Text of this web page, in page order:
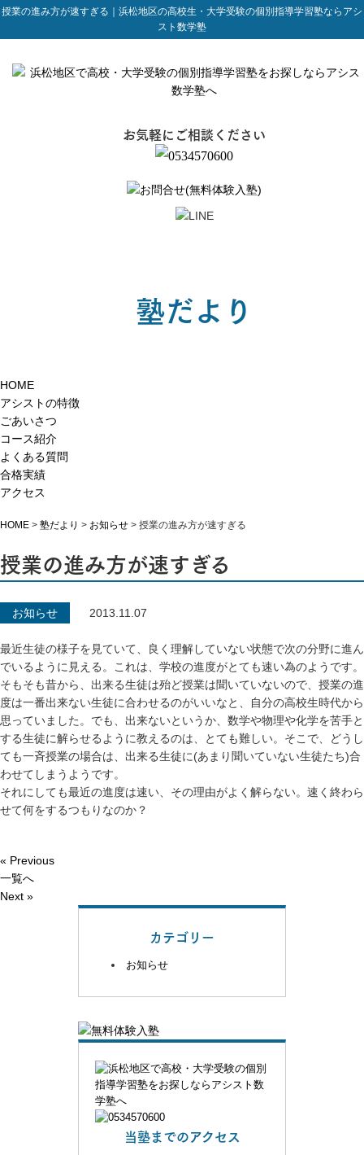
授業の進み方が速すぎる｜浜松地区の高校生・大学受験の個別指導学習塾ならアシ
スト数学塾
お気軽にご相談ください
塾だより
HOME
アシストの特徴
ごあいさつ
コース紹介
よくある質問
合格実績
アクセス
HOME > 塾だより > お知らせ > 授業の進み方が速すぎる
授業の進み方が速すぎる
お知らせ 2013.11.07
最近生徒の様子を見ていて、良く理解していない状態で次の分野に進ん
でいるように見える。これは、学校の進度がとても速い為のようです。
そもそも昔から、出来る生徒は殆ど授業は聞いていないので、授業の進
度は一番出来ない生徒に合わせるのがいいなと、自分の高校生時代から
思っていました。でも、出来ないというか、数学や物理や化学を苦手と
する生徒に解らせるように教えるのは、とても難しい。そこで、どうし
ても一斉授業の場合は、出来る生徒に(あまり聞いていない生徒たち)合
わせてしまうようです。
それにしても最近の進度は速い、その理由がよく解らない。速く終わら
せて何をするつもりなのか？
« Previous
一覧へ
Next »
カテゴリー
お知らせ
当塾までのアクセス